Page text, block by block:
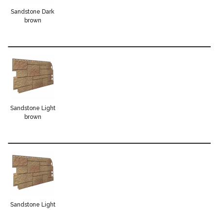
Sandstone Dark
brown
Sandstone Light
brown
Sandstone Light